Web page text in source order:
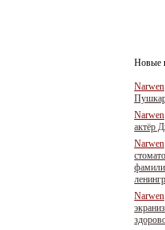
Новые
Narwen
Narwen
актёр
Narwen
Narwen